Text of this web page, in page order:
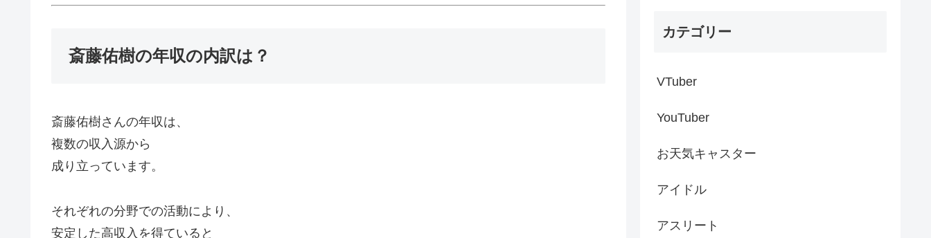
斎藤佑樹の年収の内訳は？
斎藤佑樹さんの年収は、
複数の収入源から
成り立っています。
それぞれの分野での活動により、
安定した高収入を得ていると
カテゴリー
VTuber
YouTuber
お天気キャスター
アイドル
アスリート